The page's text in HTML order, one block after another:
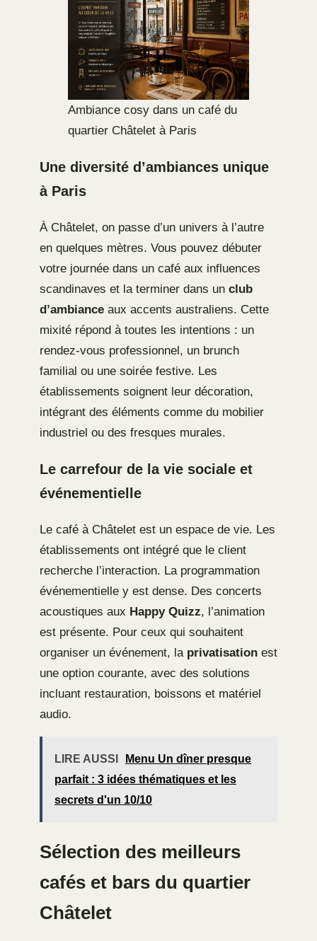
Ambiance cosy dans un café du
quartier Châtelet à Paris
Une diversité d’ambiances unique
à Paris
À Châtelet, on passe d’un univers à l’autre
en quelques mètres. Vous pouvez débuter
votre journée dans un café aux influences
scandinaves et la terminer dans un club
d’ambiance aux accents australiens. Cette
mixité répond à toutes les intentions : un
rendez-vous professionnel, un brunch
familial ou une soirée festive. Les
établissements soignent leur décoration,
intégrant des éléments comme du mobilier
industriel ou des fresques murales.
Le carrefour de la vie sociale et
événementielle
Le café à Châtelet est un espace de vie. Les
établissements ont intégré que le client
recherche l’interaction. La programmation
événementielle y est dense. Des concerts
acoustiques aux Happy Quizz, l’animation
est présente. Pour ceux qui souhaitent
organiser un événement, la privatisation est
une option courante, avec des solutions
incluant restauration, boissons et matériel
audio.
LIRE AUSSI
Menu Un dîner presque
parfait : 3 idées thématiques et les
secrets d'un 10/10
Sélection des meilleurs
cafés et bars du quartier
Châtelet